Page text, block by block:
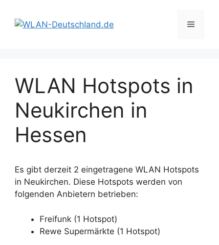
Inhalt
springen
Menü
WLAN Hotspots in
Neukirchen in
Hessen
Es gibt derzeit 2 eingetragene WLAN Hotspots
in Neukirchen. Diese Hotspots werden von
folgenden Anbietern betrieben:
Freifunk (1 Hotspot)
Rewe Supermärkte (1 Hotspot)